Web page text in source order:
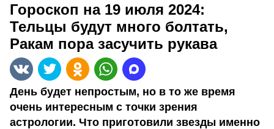
Гороскоп на 19 июля 2024:
Тельцы будут много болтать,
Ракам пора засучить рукава
День будет непростым, но в то же время
очень интересным с точки зрения
астрологии. Что приготовили звезды именно